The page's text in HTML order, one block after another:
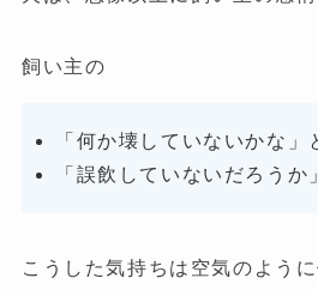
飼い主の
「何か壊していないかな」
「誤飲していないだろうか
こうした気持ちは空気のよう